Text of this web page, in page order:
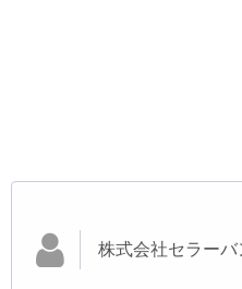
株式会社セラー